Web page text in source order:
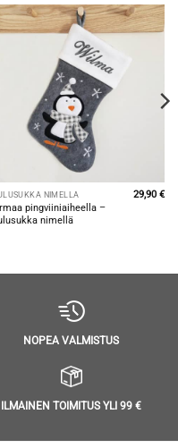
NIMELLÄ
pingviiniaiheella –
nimellä
29,90€
NOPEA VALMISTUS
ILMAINEN TOIMITUS YLI 99 €